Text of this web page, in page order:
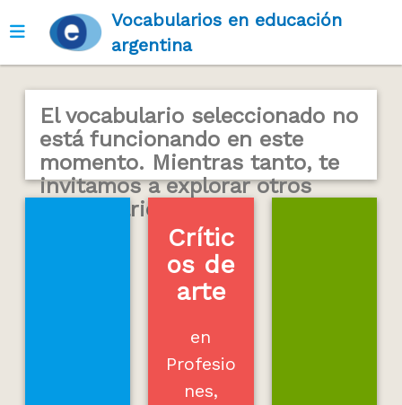
Ver menú
Vocabularios en educación
argentina
El vocabulario seleccionado no
está funcionando en este
momento. Mientras tanto, te
invitamos a explorar otros
vocabularios...
Crític
os de
arte
en
Profesio
nes,